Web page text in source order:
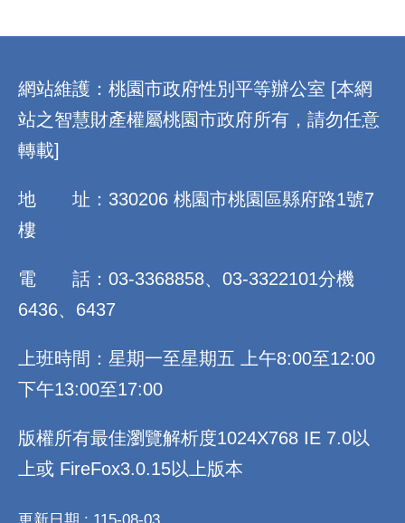
網站維護：桃園市政府性別平等辦公室 [本網
站之智慧財產權屬桃園市政府所有，請勿任意
轉載]
地 址：330206 桃園市桃園區縣府路1號7
樓
電 話：03-3368858、03-3322101分機
6436、6437
上班時間：星期一至星期五 上午8:00至12:00
下午13:00至17:00
版權所有最佳瀏覽解析度1024X768 IE 7.0以
上或 FireFox3.0.15以上版本